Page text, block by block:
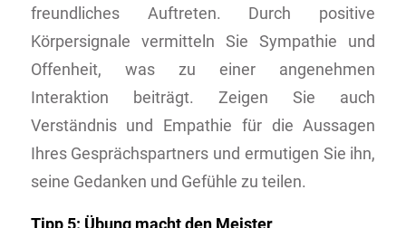
freundliches Auftreten. Durch positive
Körpersignale vermitteln Sie Sympathie und
Offenheit, was zu einer angenehmen
Interaktion beiträgt. Zeigen Sie auch
Verständnis und Empathie für die Aussagen
Ihres Gesprächspartners und ermutigen Sie ihn,
seine Gedanken und Gefühle zu teilen.
Tipp 5: Übung macht den Meister